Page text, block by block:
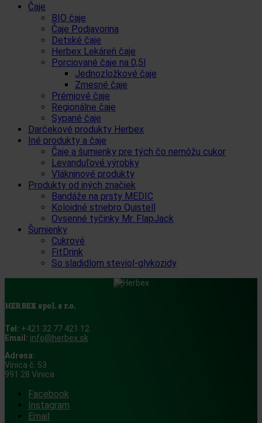
Čaje
BIO čaje
Čaje Podjavorina
Detské čaje
Herbex Lekáreň čaje
Porciované čaje na 0,5l
Jednozložkové čaje
Zmesné čaje
Prémiové čaje
Regionálne čaje
Sypané čaje
Darčekové produkty Herbex
Iné produkty a čaje
Čaje a šumienky pre tých čo nemôžu cukor
Levanduľové výrobky
Vlákninové produkty
Produkty od iných značiek
Bandáže na prsty MEDIC
Koloidné striebro Quistell
Ovsenné tyčinky Mr. FlapJack
Šumienky
Cukrové
FitDrink
So sladidlom steviol-glykozidy
HERBEX spol. s r.o.
Tel: +421 32 77 421 12
Email: info@herbex.sk
Adresa:
Vinica č. 53
991 28 Vinica
Facebook
Instagram
Email